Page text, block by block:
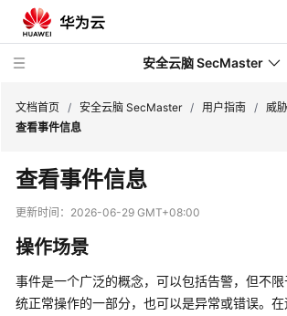
安全云脑 SecMaster
最
新
动
术
画
文档首页 / 安全云脑 SecMaster / 用户指南 / 威
查看事件信息
查看事件信息
更新时间： 2026-06-29 GMT+08:00
操作场景
事件是一个广泛的概念，可以包括告警，但不
统正常操作的一部分，也可以是异常或错误。在